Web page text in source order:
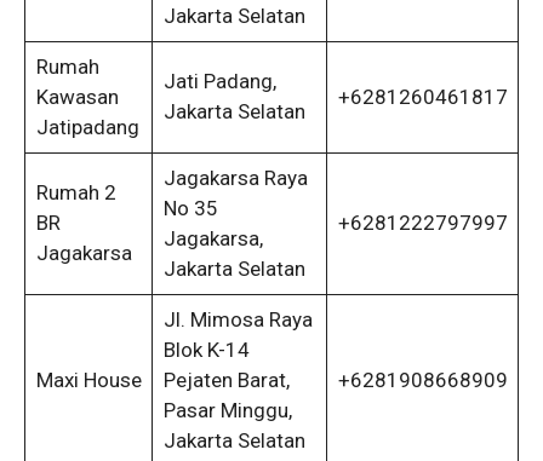
Jakarta Selatan
Rumah
Kawasan
Jatipadang
Jati Padang,
Jakarta Selatan
+6281260461817
Rumah 2
BR
Jagakarsa
Jagakarsa Raya
No 35
Jagakarsa,
Jakarta Selatan
+6281222797997
Maxi House
Jl. Mimosa Raya
Blok K-14
Pejaten Barat,
Pasar Minggu,
Jakarta Selatan
+6281908668909